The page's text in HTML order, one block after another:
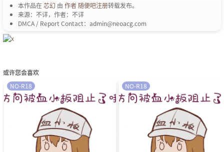
本作品在芯幻 由 作者 随便吧注册转载发布。
来源：不详，作者：不详
DMCA / Report Contact：admin@neoacg.com
或许您会喜欢
NO-R18 NO-R18